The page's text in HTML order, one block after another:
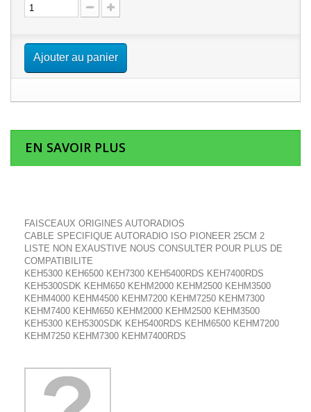
Ajouter au panier
EN SAVOIR PLUS
FAISCEAUX ORIGINES AUTORADIOS
CABLE SPECIFIQUE AUTORADIO ISO PIONEER 25CM 2
LISTE NON EXAUSTIVE NOUS CONSULTER POUR PLUS DE
COMPATIBILITE
KEH5300 KEH6500 KEH7300 KEH5400RDS KEH7400RDS
KEH5300SDK KEHM650 KEHM2000 KEHM2500 KEHM3500
KEHM4000 KEHM4500 KEHM7200 KEHM7250 KEHM7300
KEHM7400 KEHM650 KEHM2000 KEHM2500 KEHM3500
KEH5300 KEH5300SDK KEH5400RDS KEHM6500 KEHM7200
KEHM7250 KEHM7300 KEHM7400RDS